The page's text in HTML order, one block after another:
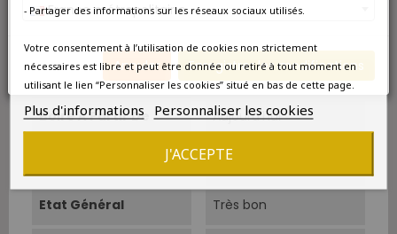
France métropolitaine
Annuler Enregistrer les modifications
Température De
Service
10°C-12°C.
Boire À Partir De Aujourd'hui
Amateur de grands
crus
Etat Général
Très bon
- Partager des informations sur les réseaux sociaux utilisés.
Votre consentement à l’utilisation de cookies non strictement
nécessaires est libre et peut être donnée ou retiré à tout moment en
utilisant le lien “Personnaliser les cookies” situé en bas de cette page.
Plus d'informations Personnaliser les cookies
J'ACCEPTE